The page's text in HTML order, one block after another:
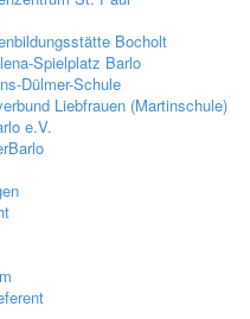
Bocholt
Spielplatz Barlo
Dülmer-Schule
Liebfrauen (Martinschule)
e.V.